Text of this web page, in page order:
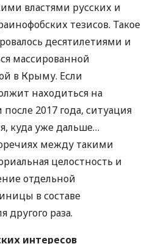
властями русских и
тезисов. Такое
десятилетиями и
массированной
в Крыму. Если
находиться на
2017 года, ситуация
куда уже дальше…
между такими
целостность и
отдельной
в составе
другого раза.
интересов